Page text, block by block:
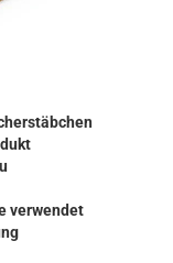
verwendet